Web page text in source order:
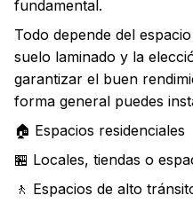
fundamental.
Todo depende del
suelo laminado y la
garantizar el buen
forma general puedes
🏠 Espacios residenciales
🏪 Locales, tiendas o
🚶 Espacios de alto